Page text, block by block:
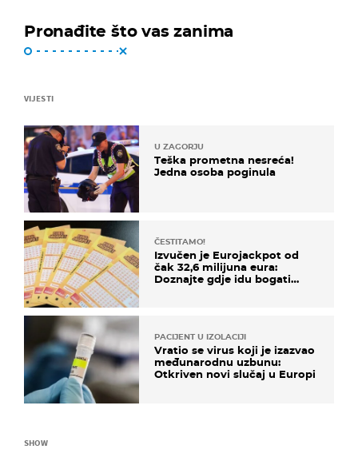
Pronađite što vas zanima
VIJESTI
U ZAGORJU
Teška prometna nesreća!
Jedna osoba poginula
ČESTITAMO!
Izvučen je Eurojackpot od
čak 32,6 milijuna eura:
Doznajte gdje idu bogati
PACIJENT U IZOLACIJI
Vratio se virus koji je izazvao
međunarodnu uzbunu:
Otkriven novi slučaj u Europi
SHOW